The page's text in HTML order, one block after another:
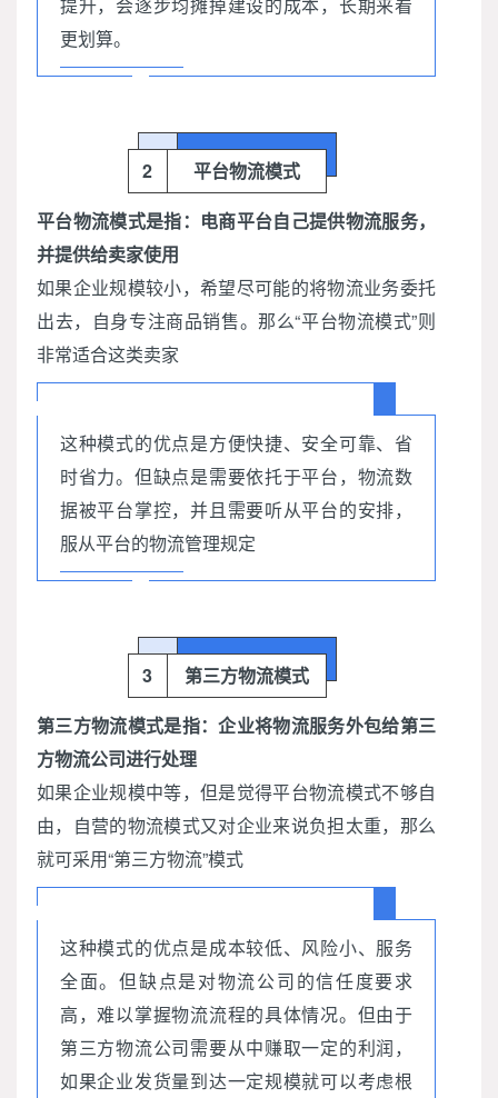
更划算。
2
平台物流模式
平台物流模式是指：电商平台自己提供物流服务，
并提供给卖家使用
如果企业规模较小，希望尽可能的将物流业务委托
出去，自身专注商品销售。那么“平台物流模式”则
非常适合这类卖家
这种模式的优点是方便快捷、安全可靠、省
时省力。但缺点是需要依托于平台，物流数
据被平台掌控，并且需要听从平台的安排，
服从平台的物流管理规定
3
第三方物流模式
第三方物流模式是指：企业将物流服务外包给第三
方物流公司进行处理
如果企业规模中等，但是觉得平台物流模式不够自
由，自营的物流模式又对企业来说负担太重，那么
就可采用“第三方物流”模式
这种模式的优点是成本较低、风险小、服务
全面。但缺点是对物流公司的信任度要求
高，难以掌握物流流程的具体情况。但由于
第三方物流公司需要从中赚取一定的利润，
如果企业发货量到达一定规模就可以考虑根